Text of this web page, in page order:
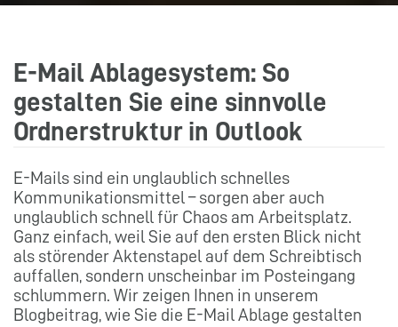
E-Mail Ablagesystem: So
gestalten Sie eine sinnvolle
Ordnerstruktur in Outlook
E-Mails sind ein unglaublich schnelles
Kommunikationsmittel – sorgen aber auch
unglaublich schnell für Chaos am Arbeitsplatz.
Ganz einfach, weil Sie auf den ersten Blick nicht
als störender Aktenstapel auf dem Schreibtisch
auffallen, sondern unscheinbar im Posteingang
schlummern. Wir zeigen Ihnen in unserem
Blogbeitrag, wie Sie die E-Mail Ablage gestalten